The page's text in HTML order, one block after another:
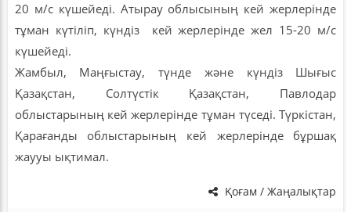
20 м/с күшейеді. Атырау облысының кей жерлерінде
тұман күтіліп, күндіз кей жерлерінде жел 15-20 м/с
күшейеді.
Жамбыл, Маңғыстау, түнде және күндіз Шығыс
Қазақстан, Солтүстік Қазақстан, Павлодар
облыстарының кей жерлерінде тұман түседі. Түркістан,
Қарағанды облыстарының кей жерлерінде бұршақ
жаууы ықтимал.
Қоғам / Жаңалықтар